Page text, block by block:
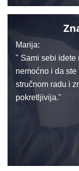
Marija:
" Sami sebi idete
nemoćno i da
stručnom radu i
pokretljivija."